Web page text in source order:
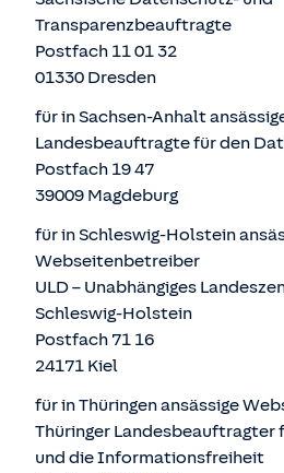
Transparenzbeauftragte
Postfach 11 01 32
01330 Dresden
für in Sachsen-Anhalt
Landesbeauftragte für den
Postfach 19 47
39009 Magdeburg
für in Schleswig-Holstein
Webseitenbetreiber
ULD – Unabhängiges
Schleswig-Holstein
Postfach 71 16
24171 Kiel
für in Thüringen ansässige
Thüringer Landesbeauftragter
und die Informationsfreiheit